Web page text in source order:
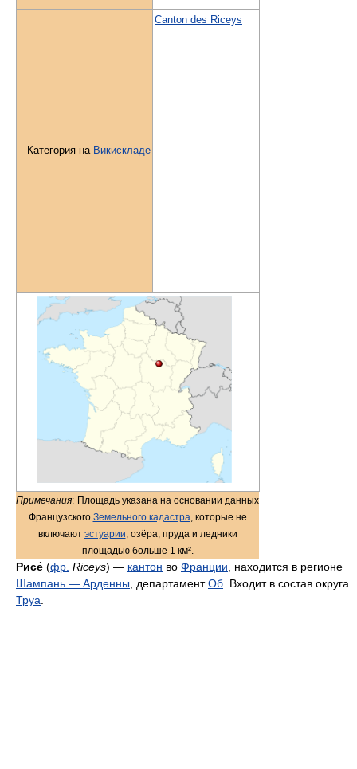
Категория на Викискладе
Canton des Riceys
Примечания: Площадь указана на основании данных
Французского Земельного кадастра , которые не
включают эстуарии , озёра, пруда и ледники
площадью больше 1 км².
Рисе́ (фр. Riceys) — кантон во Франции , находится в регионе
Шампань — Арденны , департаментОб . Входит в состав округа
Труа